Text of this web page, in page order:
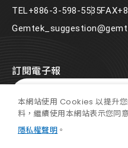
TEL+886-3-598-5535FAX
訂閱電子報
本網站使用 Cookies 以提升
料，繼續使用本網站表示您
隱私權聲明 。